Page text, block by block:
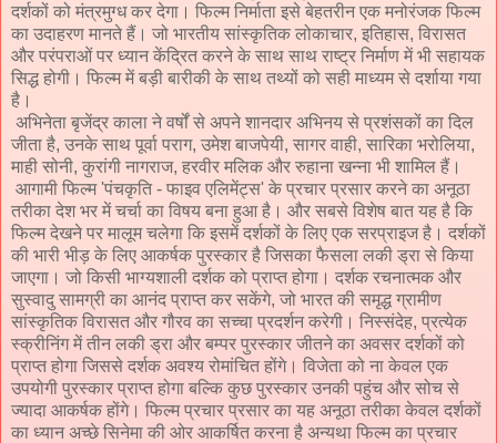
दर्शकों को मंत्रमुग्ध कर देगा। फिल्म निर्माता इसे बेहतरीन एक मनोरंजक फिल्म
का उदाहरण मानते हैं। जो भारतीय सांस्कृतिक लोकाचार, इतिहास, विरासत
और परंपराओं पर ध्यान केंद्रित करने के साथ साथ राष्ट्र निर्माण में भी सहायक
सिद्ध होगी। फिल्म में बड़ी बारीकी के साथ तथ्यों को सही माध्यम से दर्शाया गया
है।
अभिनेता बृजेंद्र काला ने वर्षों से अपने शानदार अभिनय से प्रशंसकों का दिल
जीता है, उनके साथ पूर्वा पराग, उमेश बाजपेयी, सागर वाही, सारिका भरोलिया,
माही सोनी, कुरांगी नागराज, हरवीर मलिक और रुहाना खन्ना भी शामिल हैं।
आगामी फिल्म 'पंचकृति - फाइव एलिमेंट्स' के प्रचार प्रसार करने का अनूठा
तरीका देश भर में चर्चा का विषय बना हुआ है। और सबसे विशेष बात यह है कि
फिल्म देखने पर मालूम चलेगा कि इसमें दर्शकों के लिए एक सरप्राइज है। दर्शकों
की भारी भीड़ के लिए आकर्षक पुरस्कार है जिसका फैसला लकी ड्रा से किया
जाएगा। जो किसी भाग्यशाली दर्शक को प्राप्त होगा। दर्शक रचनात्मक और
सुस्वादु सामग्री का आनंद प्राप्त कर सकेंगे, जो भारत की समृद्ध ग्रामीण
सांस्कृतिक विरासत और गौरव का सच्चा प्रदर्शन करेगी। निस्संदेह, प्रत्येक
स्क्रीनिंग में तीन लकी ड्रा और बम्पर पुरस्कार जीतने का अवसर दर्शकों को
प्राप्त होगा जिससे दर्शक अवश्य रोमांचित होंगे। विजेता को ना केवल एक
उपयोगी पुरस्कार प्राप्त होगा बल्कि कुछ पुरस्कार उनकी पहुंच और सोच से
ज्यादा आकर्षक होंगे। फिल्म प्रचार प्रसार का यह अनूठा तरीका केवल दर्शकों
का ध्यान अच्छे सिनेमा की ओर आकर्षित करना है अन्यथा फिल्म का प्रचार